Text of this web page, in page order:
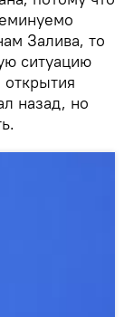
Залива, то
ситуацию
назад, но